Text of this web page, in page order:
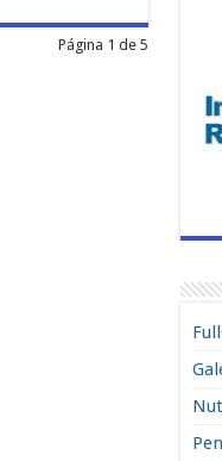
Página 1 de 5